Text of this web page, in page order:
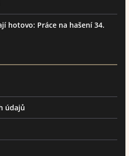
hotovo: Práce na hašení 34.
údajů